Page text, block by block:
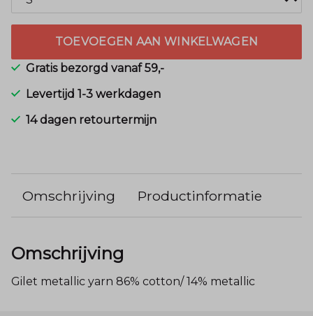
TOEVOEGEN AAN WINKELWAGEN
Gratis bezorgd vanaf 59,-
Levertijd 1-3 werkdagen
14 dagen retourtermijn
Omschrijving Productinformatie
Omschrijving
Gilet metallic yarn 86% cotton/ 14% metallic